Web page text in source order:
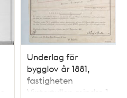
Underlag för
bygglov år 1881,
fastigheten
Vintertullen mindre 1